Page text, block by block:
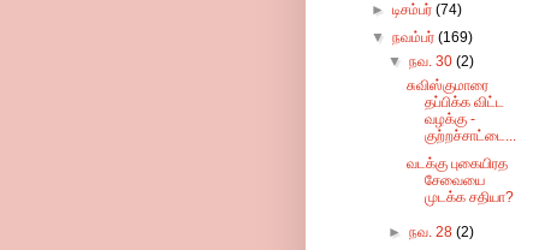
► டிசம்பர் (74)
▼ நவம்பர் (169)
▼நவ. 30(2)
சுவிஸ்குமாரை
தப்பிக்க விட்ட
வழக்கு -
குற்றச்சாட்டை...
வடக்கு புகையிரத
சேவையை
முடக்க சதியா?
►நவ. 28(2)